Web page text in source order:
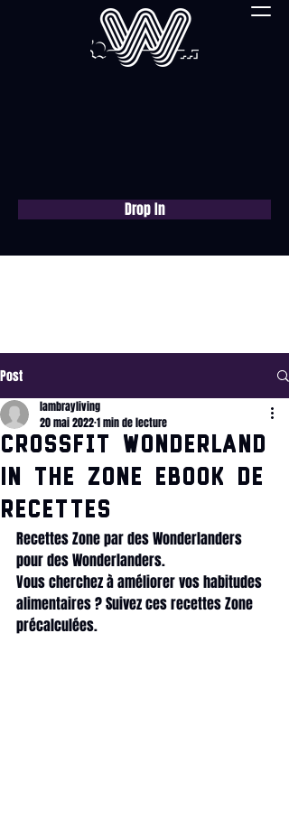
Drop In
Post
CrossFit Wonderland
IN THE ZONE ebook de
recettes
lambrayliving
20 mai 20221 min de lecture
Recettes Zone par des Wonderlanders
pour des Wonderlanders.
Vous cherchez à améliorer vos habitudes
alimentaires ? Suivez ces recettes Zone
précalculées.